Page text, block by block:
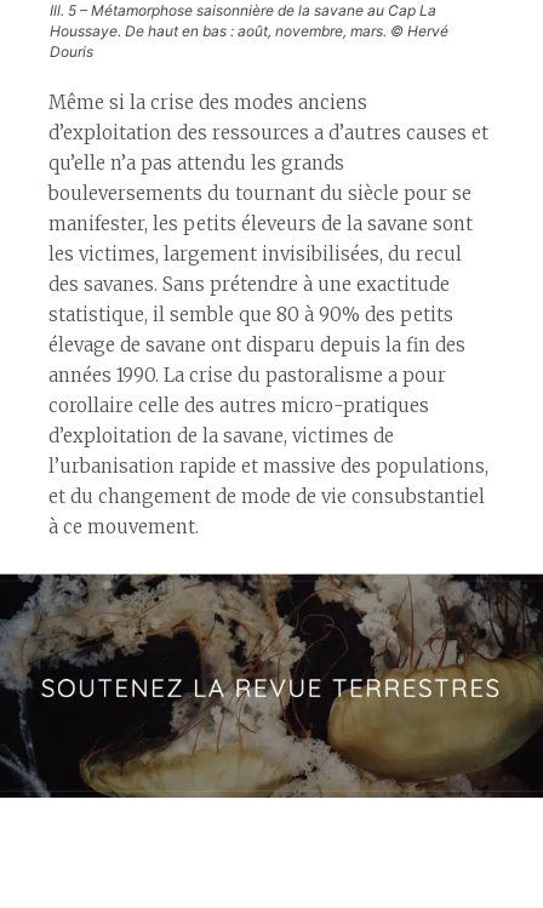
Ill. 5 – Métamorphose saisonnière de la savane au Cap La
Houssaye. De haut en bas : août, novembre, mars. © Hervé
Douris
Même si la crise des modes anciens
d’exploitation des ressources a d’autres causes et
qu’elle n’a pas attendu les grands
bouleversements du tournant du siècle pour se
manifester, les petits éleveurs de la savane sont
les victimes, largement invisibilisées, du recul
des savanes. Sans prétendre à une exactitude
statistique, il semble que 80 à 90% des petits
élevage de savane ont disparu depuis la fin des
années 1990. La crise du pastoralisme a pour
corollaire celle des autres micro-pratiques
d’exploitation de la savane, victimes de
l’urbanisation rapide et massive des populations,
et du changement de mode de vie consubstantiel
à ce mouvement.